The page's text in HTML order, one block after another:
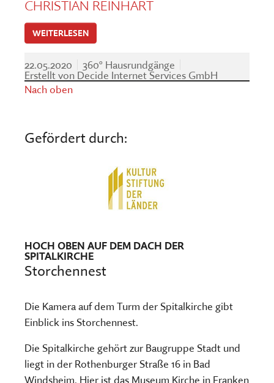
CHRISTIAN REINHART
WEITERLESEN
22.05.2020
360° Hausrundgänge
Erstellt von Decide Internet Services GmbH
Nach oben
Gefördert durch:
Storchennest
HOCH OBEN AUF DEM DACH DER
SPITALKIRCHE
Die Kamera auf dem Turm der Spitalkirche gibt
Einblick ins Storchennest.
Die Spitalkirche gehört zur Baugruppe Stadt und
liegt in der Rothenburger Straße 16 in Bad
Windsheim. Hier ist das Museum Kirche in Franken